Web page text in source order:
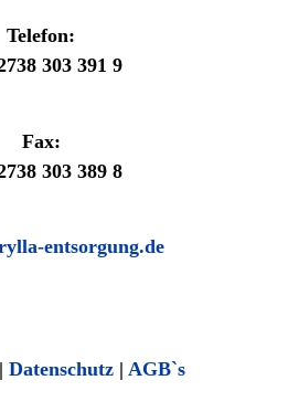
Telefon:
303 391 9
Fax:
303 389 8
entsorgung.de
Datenschutz| AGB`s